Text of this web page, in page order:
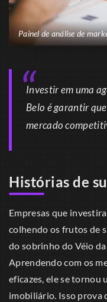
Painel de análise de
Investir em uma
Belo é garantir
mercado
Histórias de
Empresas que
colhendo os frutos de
do sobrinho do Véio
Aprendendo com os
eficazes, ele se tornou
imobiliário. Isso prova